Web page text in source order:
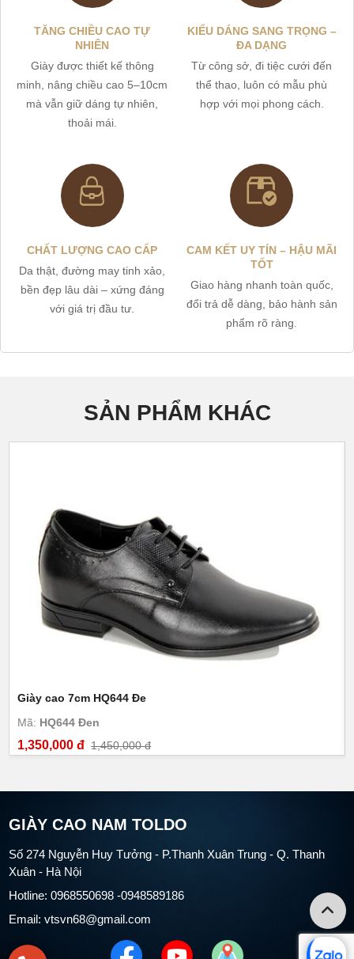
TĂNG CHIỀU CAO TỰ
NHIÊN
Giày được thiết kế thông
minh, nâng chiều cao 5–10cm
mà vẫn giữ dáng tự nhiên,
thoải mái.
KIỂU DÁNG SANG TRỌNG –
ĐA DẠNG
Từ công sở, đi tiệc cưới đến
thể thao, luôn có mẫu phù
hợp với mọi phong cách.
CHẤT LƯỢNG CAO CẤP
Da thật, đường may tinh xảo,
bền đẹp lâu dài – xứng đáng
với giá trị đầu tư.
CAM KẾT UY TÍN – HẬU MÃI
TỐT
Giao hàng nhanh toàn quốc,
đổi trả dễ dàng, bảo hành sản
phẩm rõ ràng.
SẢN PHẨM KHÁC
Giày cao 7cm HQ644 Đe
Mã: HQ644 Đen
1,350,000 đ 1,450,000 đ
GIÀY CAO NAM TOLDO
Số 274 Nguyễn Huy Tưởng - P.Thanh Xuân Trung - Q. Thanh
Xuân - Hà Nội
Hotline: 0968550698 -0948589186
Email: vtsvn68@gmail.com